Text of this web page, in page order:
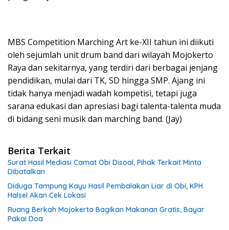
MBS Competition Marching Art ke-XII tahun ini diikuti
oleh sejumlah unit drum band dari wilayah Mojokerto
Raya dan sekitarnya, yang terdiri dari berbagai jenjang
pendidikan, mulai dari TK, SD hingga SMP. Ajang ini
tidak hanya menjadi wadah kompetisi, tetapi juga
sarana edukasi dan apresiasi bagi talenta-talenta muda
di bidang seni musik dan marching band. (Jay)
Berita Terkait
Surat Hasil Mediasi Camat Obi Disoal, Pihak Terkait Minta
Dibatalkan
Diduga Tampung Kayu Hasil Pembalakan Liar di Obi, KPH
Halsel Akan Cek Lokasi
Ruang Berkah Mojokerto Bagikan Makanan Gratis, Bayar
Pakai Doa